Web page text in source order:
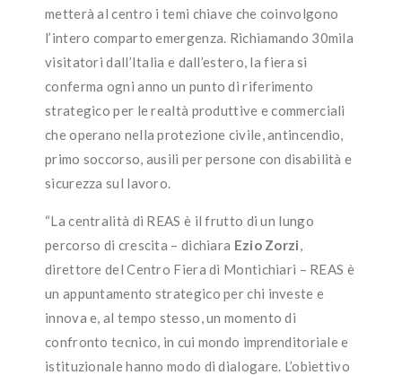
metterà al centro i temi chiave che coinvolgono
l’intero comparto emergenza. Richiamando 30mila
visitatori dall’Italia e dall’estero, la fiera si
conferma ogni anno un punto di riferimento
strategico per le realtà produttive e commerciali
che operano nella protezione civile, antincendio,
primo soccorso, ausili per persone con disabilità e
sicurezza sul lavoro.
“La centralità di REAS è il frutto di un lungo
percorso di crescita – dichiara Ezio Zorzi,
direttore del Centro Fiera di Montichiari – REAS è
un appuntamento strategico per chi investe e
innova e, al tempo stesso, un momento di
confronto tecnico, in cui mondo imprenditoriale e
istituzionale hanno modo di dialogare. L’obiettivo